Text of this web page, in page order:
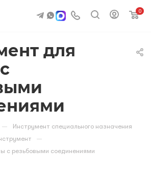
0
для
— Инструмент специального назначения
—
с резьбовыми соединениями